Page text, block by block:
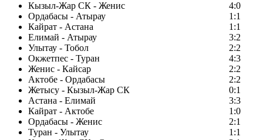
Кызыл-Жар СК - Женис
4:0
Ордабасы - Атырау
1:1
Кайрат - Астана
1:1
Елимай - Атырау
3:2
Улытау - Тобол
2:2
Окжетпес - Туран
4:3
Женис - Кайсар
2:2
Актобе - Ордабасы
2:2
Жетысу - Кызыл-Жар СК
0:1
Астана - Елимай
3:3
Кайрат - Актобе
1:0
Ордабасы - Женис
2:1
Туран - Улытау
1:1